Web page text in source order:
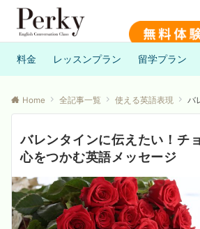
料金 レッスンプラン 留学プラン
Home 全記事一覧 使える英語表現 バレン
バレンタインに伝えたい！チ
心をつかむ英語メッセージ